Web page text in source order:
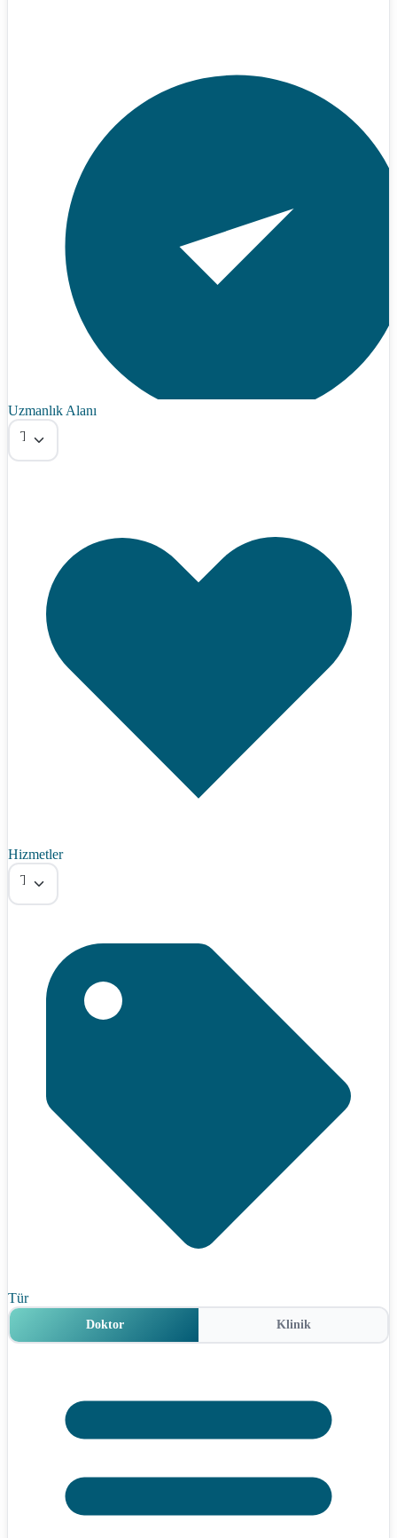
Uzmanlık Alanı
Tümü
Hizmetler
Tümü
Tür
Doktor Klinik